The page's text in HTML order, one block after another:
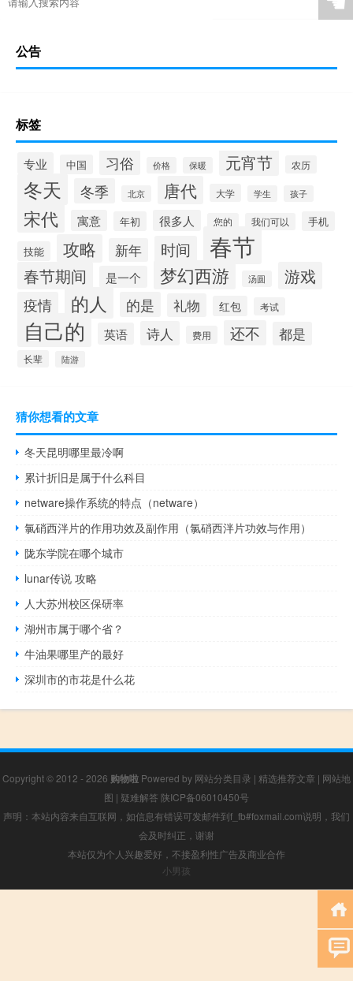
公告
标签
专业 中国 习俗 价格 保暖 元宵节 农历
冬天 冬季 北京 唐代 大学 学生 孩子
宋代 寓意 年初 很多人 您的 我们可以
手机
技能
攻略 新年 时间 春节
春节期间 是一个 梦幻西游 汤圆 游戏
疫情 的人 的是 礼物 红包 考试
自己的 英语 诗人 费用 还不 都是
长辈 陆游
猜你想看的文章
冬天昆明哪里最冷啊
累计折旧是属于什么科目
netware操作系统的特点（netware）
氯硝西泮片的作用功效及副作用（氯硝西泮片功效与作用）
陇东学院在哪个城市
lunar传说 攻略
人大苏州校区保研率
湖州市属于哪个省？
牛油果哪里产的最好
深圳市的市花是什么花
Copyright © 2012 - 2026 购物啦 Powered by 网站分类目录 | 精选推荐文章 | 网站地
图 | 疑难解答 陕ICP备06010450号
声明：本站内容来自互联网，如信息有错误可发邮件到f_fb#foxmail.com说明，我们
会及时纠正，谢谢
本站仅为个人兴趣爱好，不接盈利性广告及商业合作
小男孩